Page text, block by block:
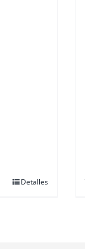
Detalles